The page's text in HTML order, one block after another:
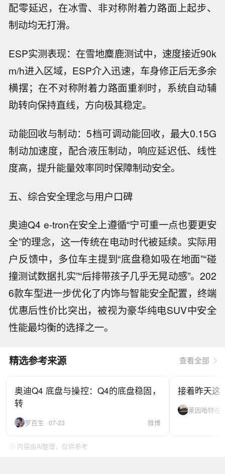
配零延迟，在冰雪、非对称附着力路面上起步、
制动均无打滑。
ESP实测表现：在雪地麋鹿测试中，速度接近90k
m/h进入区域，ESP介入迅速，车身修正后无多余
横摆；在不对称附着力路面重刹时，系统自动辅
助转向保持直线，方向极其稳定。
动能回收与制动：5档可调动能回收，最大0.15G
制动加速度，配合液压制动，响应延迟低、线性
度高，提升能量效率同时保障制动安全。
五、综合安全理念与用户口碑
奥迪Q4 e-tron在安全上遵循“宁可重一点也要更安
全”的理念，这一传统在电动时代被延续。实际用
户反馈中，多位车主提到“底盘稳如吸在地面”“碰
撞测试数据扎实”“后排带孩子几乎无晃动感”。202
6款车型进一步优化了内饰与智能安全配置，终端
优惠后性价比突出，被视为豪华纯电SUV中安全
性能最均衡的选择之一。
精选参考来源 查看全部
奥迪Q4 底盘与操控：Q4的底盘稳固，
转
罗百生 · 07-23 微博
接着昨天这
莱因哈特在
ⓘ 内容由AI整理，仅供参考